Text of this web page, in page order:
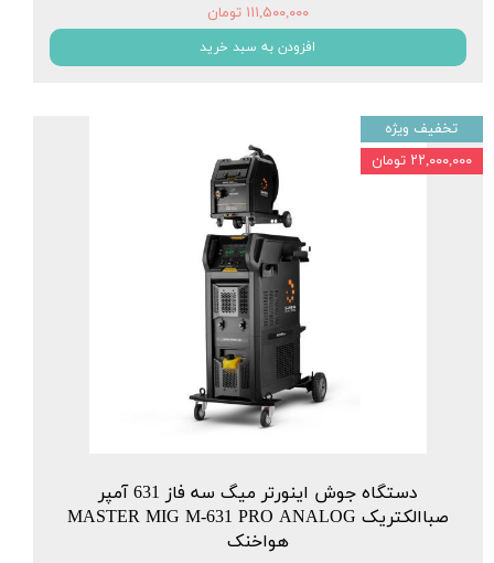
۱۱۱,۵۰۰,۰۰۰ تومان
افزودن به سبد خرید
دستگاه جوش اینورتر میگ سه فاز 631 آمپر
صباالکتریک MASTER MIG M-631 PRO ANALOG
هواخنک
تخفیف ویژه
۲۲,۰۰۰,۰۰۰ تومان